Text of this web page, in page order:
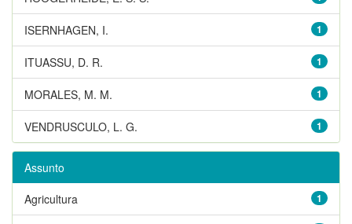
1
ISERNHAGEN, I.
1
ITUASSU, D. R.
1
MORALES, M. M.
1
VENDRUSCULO, L. G.
Assunto
1
Agricultura